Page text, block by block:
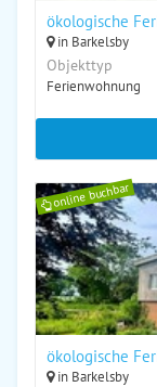
ökologische
in Barkelsby
Objekttyp
Ferienwohnung
online buchbar
ökologische
in Barkelsby